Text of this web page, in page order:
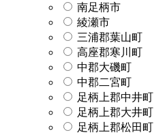
南足柄市
綾瀬市
三浦郡葉山町
高座郡寒川町
中郡大磯町
中郡二宮町
足柄上郡中井町
足柄上郡大井町
足柄上郡松田町